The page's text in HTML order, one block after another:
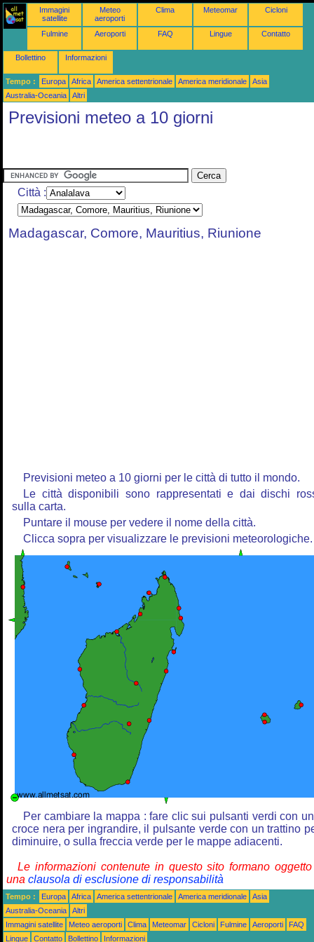
Immagini
satellite
Meteo
aeroporti
Clima Meteomar Cicloni
Fulmine Aeroporti FAQ Lingue Contatto
Bollettino Informazioni
Tempo : Europa Africa America settentrionale America meridionale
Asia
Australia-Oceania
Altri
Previsioni meteo a 10 giorni
Città :
Madagascar, Comore, Mauritius, Riunione
Previsioni meteo a 10 giorni per le città di tutto il mondo.
Le città disponibili sono rappresentati e dai dischi
sulla carta.
Puntare il mouse per vedere il nome della città.
Clicca sopra per visualizzare le previsioni meteorologiche.
Per cambiare la mappa : fare clic sui pulsanti verdi con
croce nera per ingrandire, il pulsante verde con un trattino
diminuire, o sulla freccia verde per le mappe adiacenti.
Le informazioni contenute in questo sito formano
una clausola di esclusione di responsabilità
Tempo : Europa Africa America settentrionale America meridionale
Asia
Australia-Oceania
Altri
Immagini satellite
Meteo aeroporti Clima Meteomar Cicloni Fulmine Aeroporti
FAQ
Lingue
Contatto Bollettino Informazioni